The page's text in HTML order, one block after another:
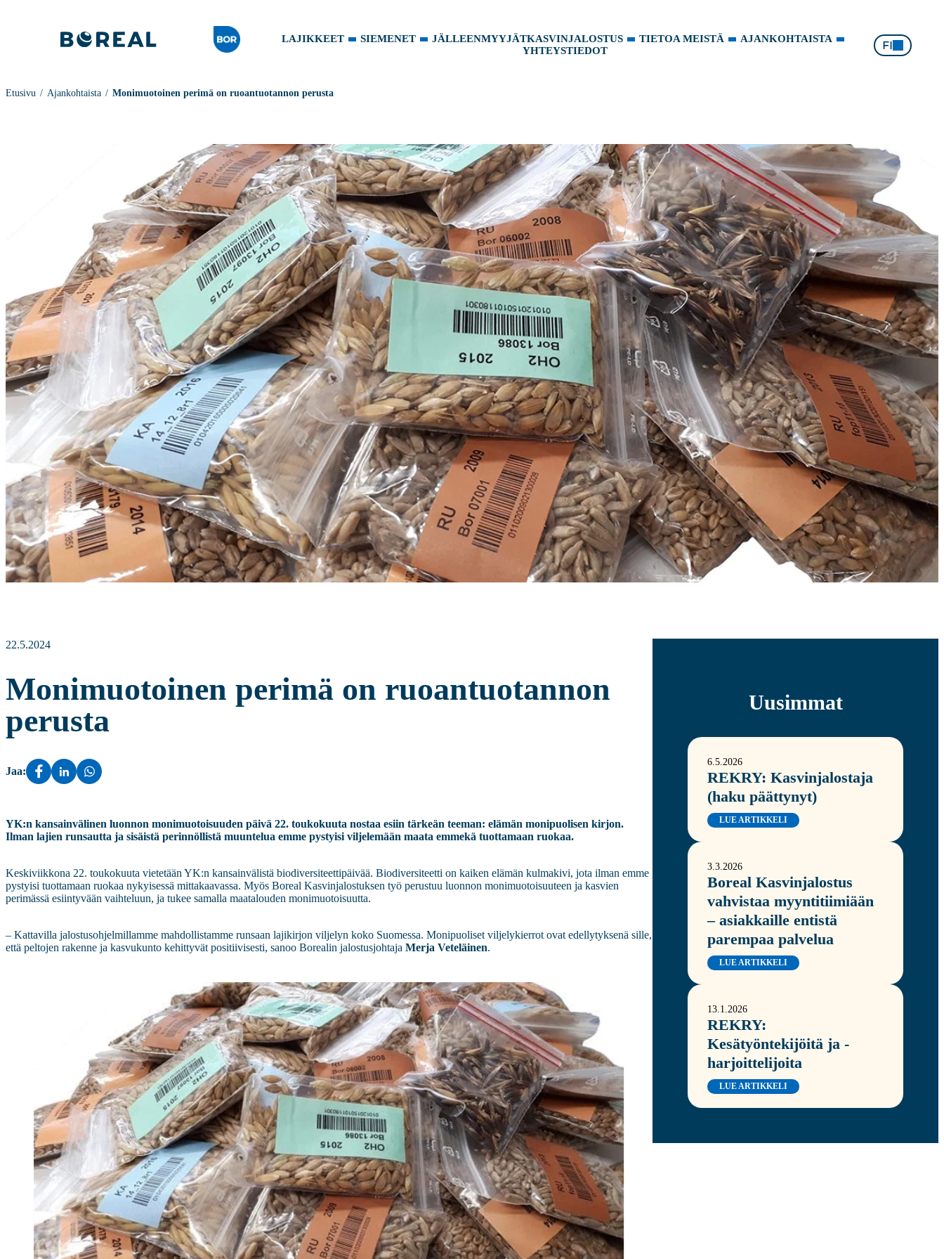
LAJIKKEET SIEMENET JÄLLEENMYYJÄTKASVINJALOSTUS TIETOA MEISTÄ
AJANKOHTAISTA
YHTEYSTIEDOT
FI
Etusivu Ajankohtaista Monimuotoinen perimä on ruoantuotannon perusta
22.5.2024
Monimuotoinen perimä on ruoantuotannon
perusta
Jaa:
YK:n kansainvälinen luonnon monimuotoisuuden päivä 22. toukokuuta nostaa esiin tärkeän teeman: elämän monipuolisen kirjon.
Ilman lajien runsautta ja sisäistä perinnöllistä muuntelua emme pystyisi viljelemään maata emmekä tuottamaan ruokaa.
Keskiviikkona 22. toukokuuta vietetään YK:n kansainvälistä biodiversiteettipäivää. Biodiversiteetti on kaiken elämän kulmakivi, jota ilman emme
pystyisi tuottamaan ruokaa nykyisessä mittakaavassa. Myös Boreal Kasvinjalostuksen työ perustuu luonnon monimuotoisuuteen ja kasvien
perimässä esiintyvään vaihteluun, ja tukee samalla maatalouden monimuotoisuutta.
– Kattavilla jalostusohjelmillamme mahdollistamme runsaan lajikirjon viljelyn koko Suomessa. Monipuoliset viljelykierrot ovat edellytyksenä sille,
että peltojen rakenne ja kasvukunto kehittyvät positiivisesti, sanoo Borealin jalostusjohtaja Merja Veteläinen.
Uusimmat
6.5.2026
REKRY: Kasvinjalostaja
(haku päättynyt)
LUE ARTIKKELI
3.3.2026
Boreal Kasvinjalostus
vahvistaa myyntitiimiään
– asiakkaille entistä
parempaa palvelua
LUE ARTIKKELI
13.1.2026
REKRY:
Kesätyöntekijöitä ja -
harjoittelijoita
LUE ARTIKKELI